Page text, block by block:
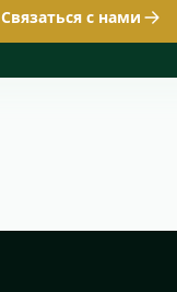
Связаться с нами